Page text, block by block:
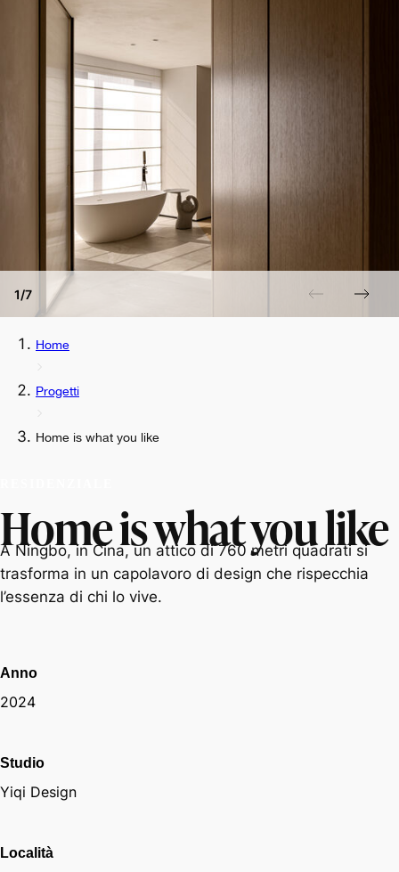
Home
Progetti
Home is what you like
Home is what you like
A Ningbo, in Cina, un attico di 760 metri quadrati si
trasforma in un capolavoro di design che rispecchia
l’essenza di chi lo vive.
1/7
Anno
2024
Studio
Yiqi Design
Località